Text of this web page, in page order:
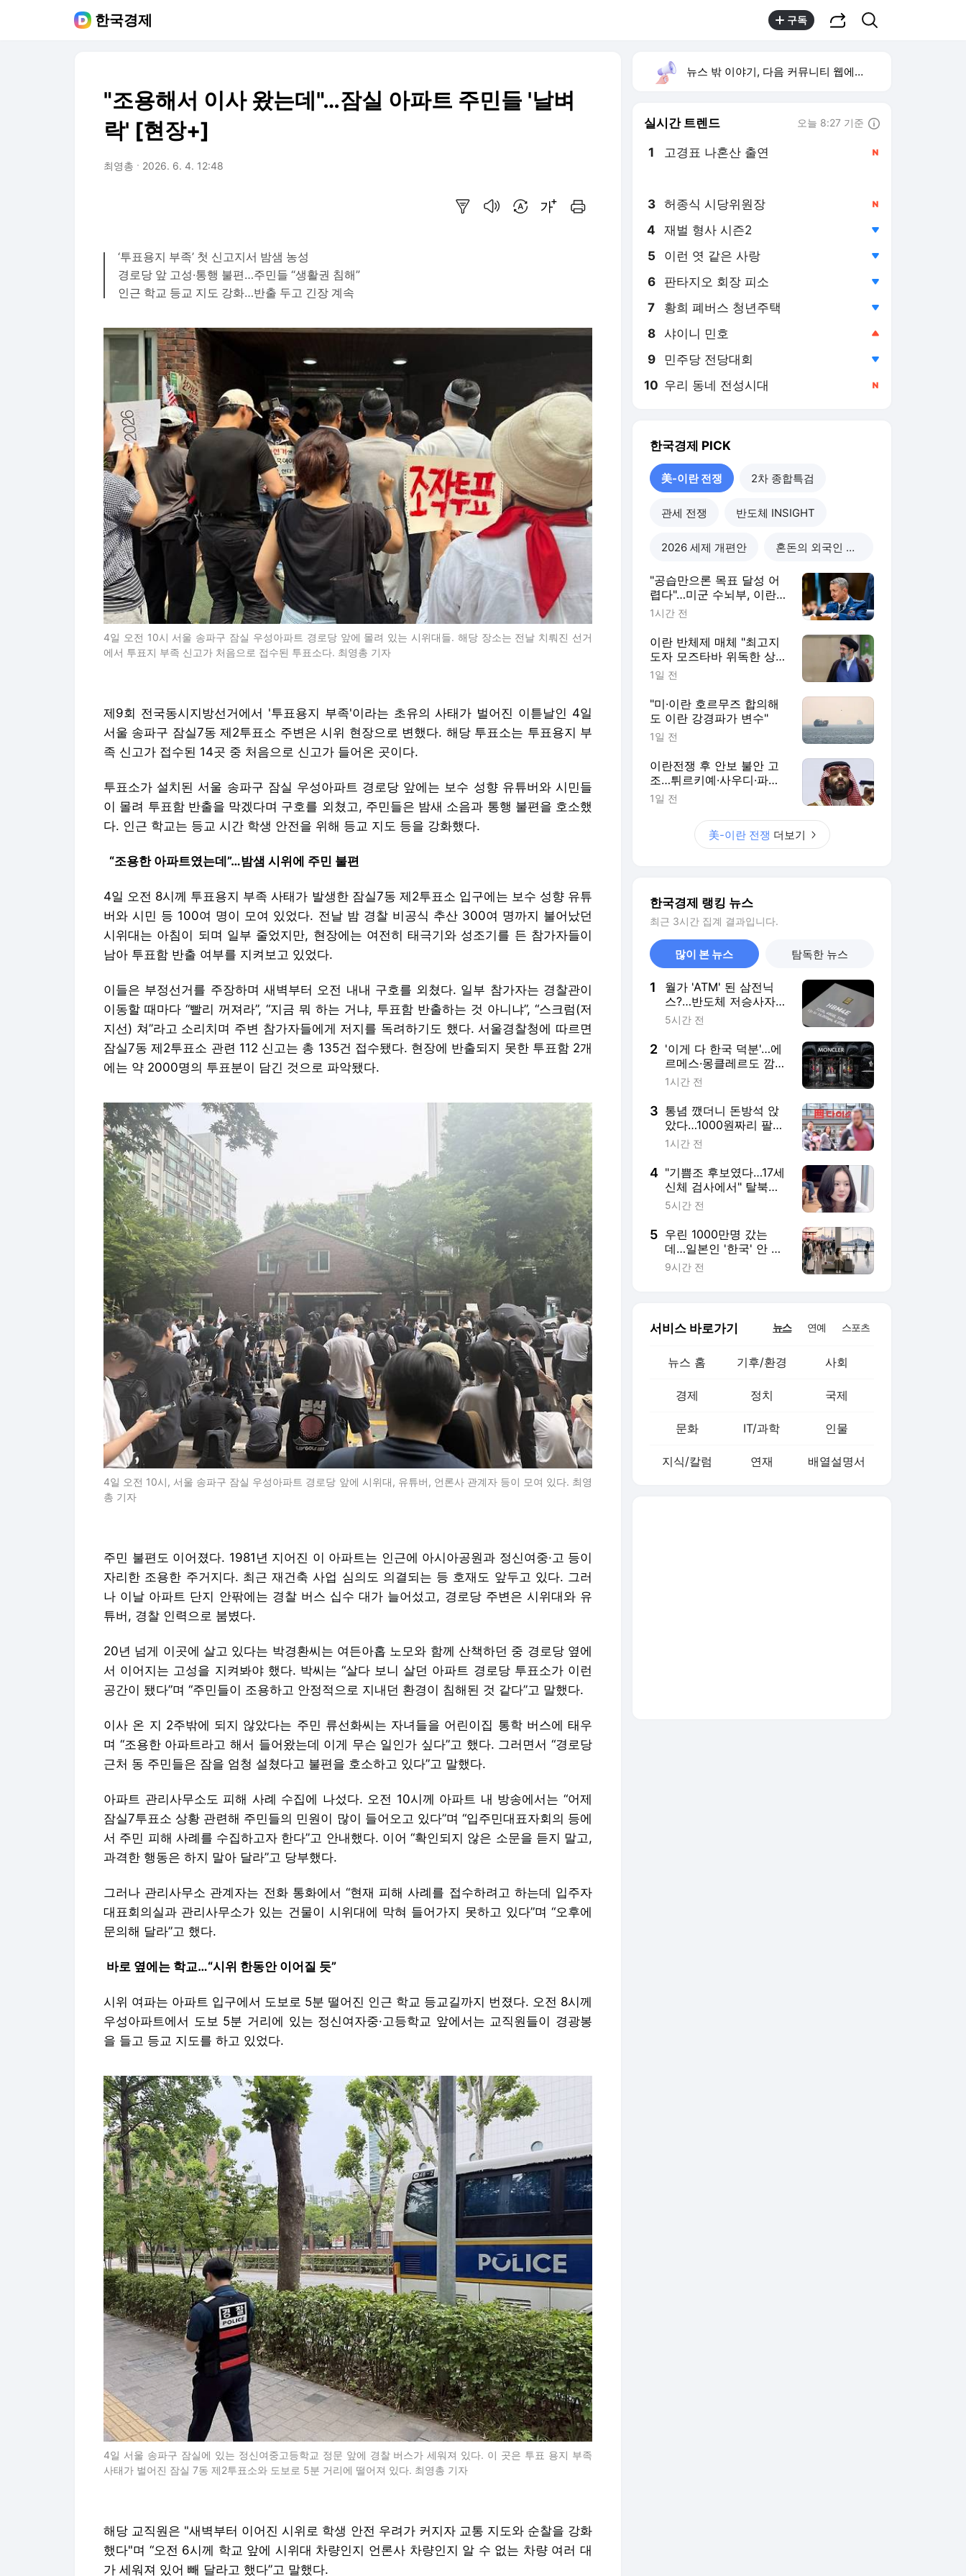
한국경제 구독
"조용해서 이사 왔는데"…잠실 아파트 주민들 '날벼
락' [현장+]
최영총 2026. 6. 4. 12:48
‘투표용지 부족’ 첫 신고지서 밤샘 농성
경로당 앞 고성·통행 불편…주민들 “생활권 침해”
인근 학교 등교 지도 강화…반출 두고 긴장 계속
4일 오전 10시 서울 송파구 잠실 우성아파트 경로당 앞에 몰려 있는 시위대들. 해당 장소는 전날 치뤄진 선거
에서 투표지 부족 신고가 처음으로 접수된 투표소다. 최영총 기자
제9회 전국동시지방선거에서 '투표용지 부족'이라는 초유의 사태가 벌어진 이튿날인 4일
서울 송파구 잠실7동 제2투표소 주변은 시위 현장으로 변했다. 해당 투표소는 투표용지 부
족 신고가 접수된 14곳 중 처음으로 신고가 들어온 곳이다.
투표소가 설치된 서울 송파구 잠실 우성아파트 경로당 앞에는 보수 성향 유튜버와 시민들
이 몰려 투표함 반출을 막겠다며 구호를 외쳤고, 주민들은 밤새 소음과 통행 불편을 호소했
다. 인근 학교는 등교 시간 학생 안전을 위해 등교 지도 등을 강화했다.
“조용한 아파트였는데”…밤샘 시위에 주민 불편
4일 오전 8시께 투표용지 부족 사태가 발생한 잠실7동 제2투표소 입구에는 보수 성향 유튜
버와 시민 등 100여 명이 모여 있었다. 전날 밤 경찰 비공식 추산 300여 명까지 불어났던
시위대는 아침이 되며 일부 줄었지만, 현장에는 여전히 태극기와 성조기를 든 참가자들이
남아 투표함 반출 여부를 지켜보고 있었다.
이들은 부정선거를 주장하며 새벽부터 오전 내내 구호를 외쳤다. 일부 참가자는 경찰관이
이동할 때마다 “빨리 꺼져라”, “지금 뭐 하는 거냐, 투표함 반출하는 것 아니냐”, “스크럼(저
지선) 쳐”라고 소리치며 주변 참가자들에게 저지를 독려하기도 했다. 서울경찰청에 따르면
잠실7동 제2투표소 관련 112 신고는 총 135건 접수됐다. 현장에 반출되지 못한 투표함 2개
에는 약 2000명의 투표분이 담긴 것으로 파악됐다.
4일 오전 10시, 서울 송파구 잠실 우성아파트 경로당 앞에 시위대, 유튜버, 언론사 관계자 등이 모여 있다. 최영
총 기자
주민 불편도 이어졌다. 1981년 지어진 이 아파트는 인근에 아시아공원과 정신여중·고 등이
자리한 조용한 주거지다. 최근 재건축 사업 심의도 의결되는 등 호재도 앞두고 있다. 그러
나 이날 아파트 단지 안팎에는 경찰 버스 십수 대가 늘어섰고, 경로당 주변은 시위대와 유
튜버, 경찰 인력으로 붐볐다.
20년 넘게 이곳에 살고 있다는 박경환씨는 여든아홉 노모와 함께 산책하던 중 경로당 옆에
서 이어지는 고성을 지켜봐야 했다. 박씨는 “살다 보니 살던 아파트 경로당 투표소가 이런
공간이 됐다”며 “주민들이 조용하고 안정적으로 지내던 환경이 침해된 것 같다”고 말했다.
이사 온 지 2주밖에 되지 않았다는 주민 류선화씨는 자녀들을 어린이집 통학 버스에 태우
며 “조용한 아파트라고 해서 들어왔는데 이게 무슨 일인가 싶다”고 했다. 그러면서 “경로당
근처 동 주민들은 잠을 엄청 설쳤다고 불편을 호소하고 있다”고 말했다.
아파트 관리사무소도 피해 사례 수집에 나섰다. 오전 10시께 아파트 내 방송에서는 “어제
잠실7투표소 상황 관련해 주민들의 민원이 많이 들어오고 있다”며 “입주민대표자회의 등에
서 주민 피해 사례를 수집하고자 한다”고 안내했다. 이어 “확인되지 않은 소문을 듣지 말고,
과격한 행동은 하지 말아 달라”고 당부했다.
그러나 관리사무소 관계자는 전화 통화에서 “현재 피해 사례를 접수하려고 하는데 입주자
대표회의실과 관리사무소가 있는 건물이 시위대에 막혀 들어가지 못하고 있다”며 “오후에
문의해 달라”고 했다.
바로 옆에는 학교…“시위 한동안 이어질 듯”
시위 여파는 아파트 입구에서 도보로 5분 떨어진 인근 학교 등교길까지 번졌다. 오전 8시께
우성아파트에서 도보 5분 거리에 있는 정신여자중·고등학교 앞에서는 교직원들이 경광봉
을 들고 등교 지도를 하고 있었다.
4일 서울 송파구 잠실에 있는 정신여중고등학교 정문 앞에 경찰 버스가 세워져 있다. 이 곳은 투표 용지 부족
사태가 벌어진 잠실 7동 제2투표소와 도보로 5분 거리에 떨어져 있다. 최영총 기자
해당 교직원은 "새벽부터 이어진 시위로 학생 안전 우려가 커지자 교통 지도와 순찰을 강화
했다"며 “오전 6시께 학교 앞에 시위대 차량인지 언론사 차량인지 알 수 없는 차량 여러 대
가 세워져 있어 빼 달라고 했다”고 말했다.
뉴스 밖 이야기, 다음 커뮤니티 웹에서 보기
실시간 트렌드 오늘 8:27 기준
1 고경표 나혼산 출연
3 허종식 시당위원장
4 재벌 형사 시즌2
5 이런 엿 같은 사랑
6 판타지오 회장 피소
7 황희 폐버스 청년주택
8 샤이니 민호
9 민주당 전당대회
10 우리 동네 전성시대
한국경제 PICK
美-이란 전쟁 2차 종합특검
관세 전쟁 반도체 INSIGHT
2026 세제 개편안 혼돈의 외국인 고용시장
"공습만으론 목표 달성 어
렵다"…미군 수뇌부, 이란전
출구전략 모색
1시간 전
이란 반체제 매체 "최고지
도자 모즈타바 위독한 상
태"
1일 전
"미·이란 호르무즈 합의해
도 이란 강경파가 변수"
1일 전
이란전쟁 후 안보 불안 고
조…튀르키예·사우디·파키
스탄 손잡는다
1일 전
美-이란 전쟁 더보기
한국경제 랭킹 뉴스
최근 3시간 집계 결과입니다.
많이 본 뉴스 탐독한 뉴스
1
월가 'ATM' 된 삼전닉
스?…반도체 저승사자도
"이젠 살 때" [빈난새의
5시간 전
2 '이게 다 한국 덕분'…에
르메스·몽클레르도 깜짝
놀랐다 [안혜원의 명품
1시간 전
3 통념 깼더니 돈방석 앉
았다…1000원짜리 팔아
4000억 번 비결 [권용
1시간 전
4 "기쁨조 후보였다…17세
신체 검사에서" 탈북민
'충격' 고백
5시간 전
5 우린 1000만명 갔는
데…일본인 '한국' 안 오
는 뜻밖의 이유 [도쿄나
9시간 전
서비스 바로가기 뉴스 연예 스포츠
뉴스 홈 기후/환경 사회
경제 정치 국제
문화 IT/과학 인물
지식/칼럼 연재 배열설명서